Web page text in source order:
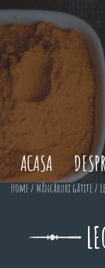
ACASA
Home / Mâncăruri gătite /